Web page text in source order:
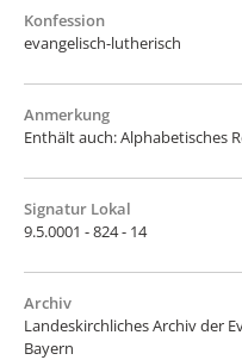
Konfession
evangelisch-lutherisch
Anmerkung
Enthält auch: Alphabetisches
Signatur Lokal
9.5.0001 - 824 - 14
Archiv
Landeskirchliches Archiv der
Bayern